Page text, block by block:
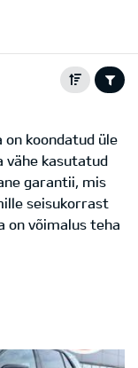
koondatud üle
vähe kasutatud
garantii, mis
seisukorrast
on võimalus teha